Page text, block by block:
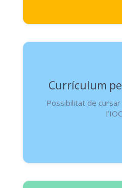
Currículum
Possibilitat de
l’IOC